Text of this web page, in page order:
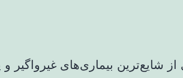
شایع‌ترین بیماری‌های غیرواگیر و